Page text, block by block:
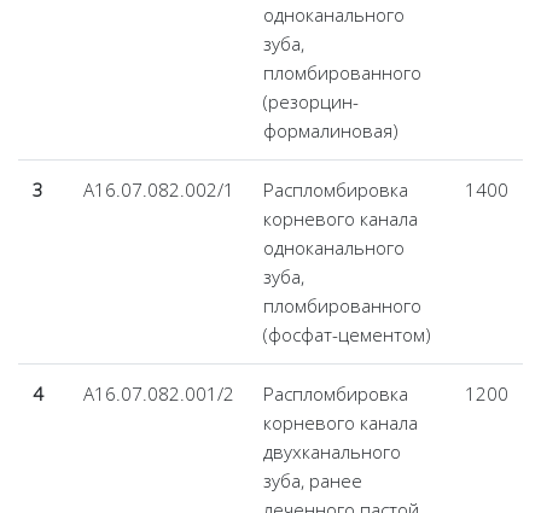
одноканального
зуба,
пломбированного
(резорцин-
формалиновая)
3 А16.07.082.002/1
Распломбировка
корневого канала
одноканального
зуба,
пломбированного
(фосфат-цементом)
1400
4 А16.07.082.001/2
Распломбировка
корневого канала
двухканального
зуба, ранее
1200